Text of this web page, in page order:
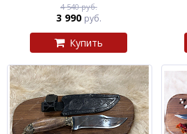
4 540 руб.
3 990 руб.
Купить